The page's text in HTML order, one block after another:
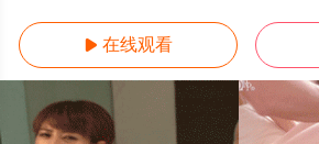
 在线观看